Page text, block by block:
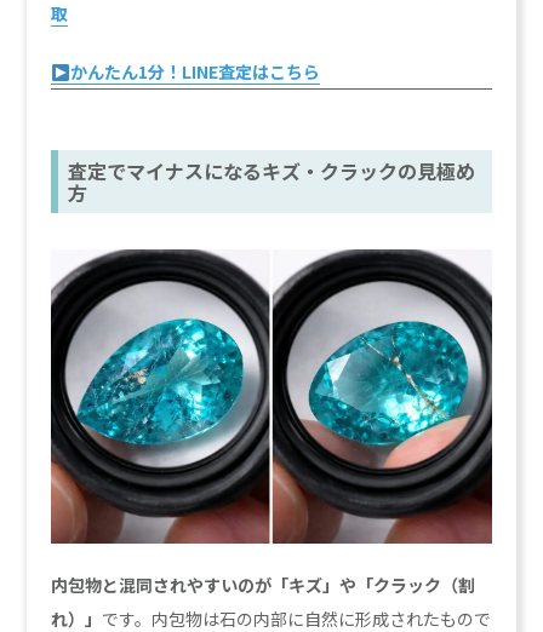
取
かんたん1分！LINE査定はこちら
査定でマイナスになるキズ・クラックの見極め
方
内包物と混同されやすいのが「キズ」や「クラック（割
れ）」 です。内包物は石の内部に自然に形成されたもので